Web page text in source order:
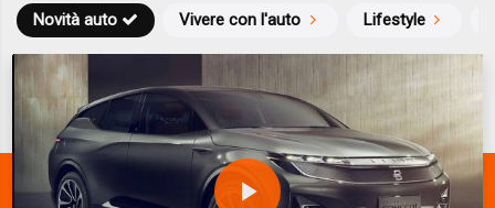
Novità auto Vivere con l'auto Lifestyle